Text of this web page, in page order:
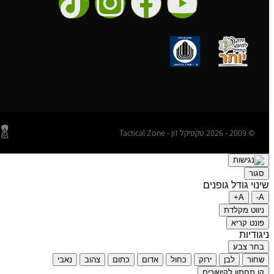
© 2009 - 2026 טקטיקל זון - Tactical Zone
סגור
שינוי גודל גופנים
A-
A+
ניווט מקלדת
פונט קריא
ניגודיות
בחר צבע
שחור
לבן ירוק כחול אדום כתום צהוב
נאבי